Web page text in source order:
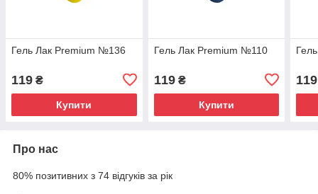
Гель Лак Premium №136
119 ₴
Купити
Гель Лак Premium №110
119₴
Купити
119
Про нас
80% позитивних з 74 відгуків за рік